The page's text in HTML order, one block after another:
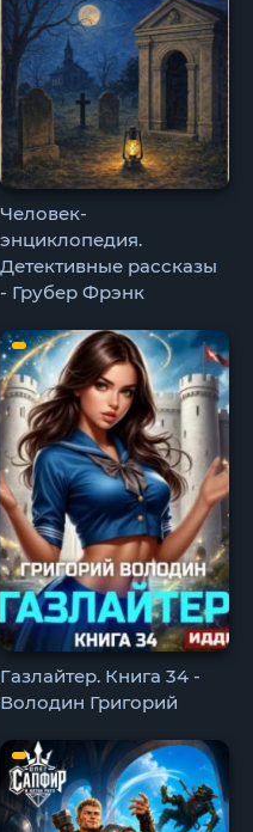
Человек-
энциклопедия.
Детективные рассказы
- Грубер Фрэнк
Газлайтер. Книга 34 -
Володин Григорий